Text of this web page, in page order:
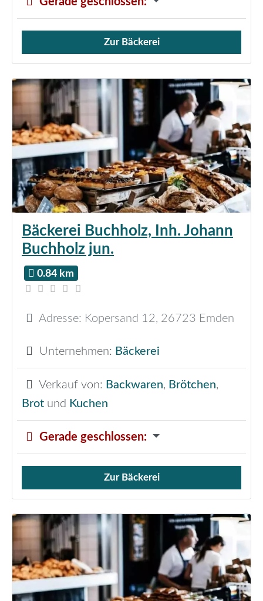
Verkauf von Brötchen,
Zur Bäckerei
Bäckerei Buchholz, Inh. Johann
Buchholz jun.
0.84 km
Adresse: Kopersand 12, 26723 Emden
Unternehmen: Bäckerei
Verkauf von: Backwaren, Brötchen,
Brot und Kuchen
Gerade geschlossen:
Verkauf von Brötchen,
Zur Bäckerei